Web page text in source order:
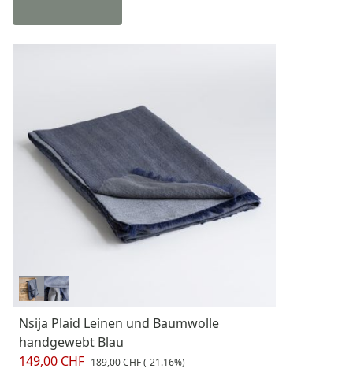
Nsija Plaid Leinen und Baumwolle
handgewebt Blau
149,00 CHF 189,00 CHF(-21.16%)